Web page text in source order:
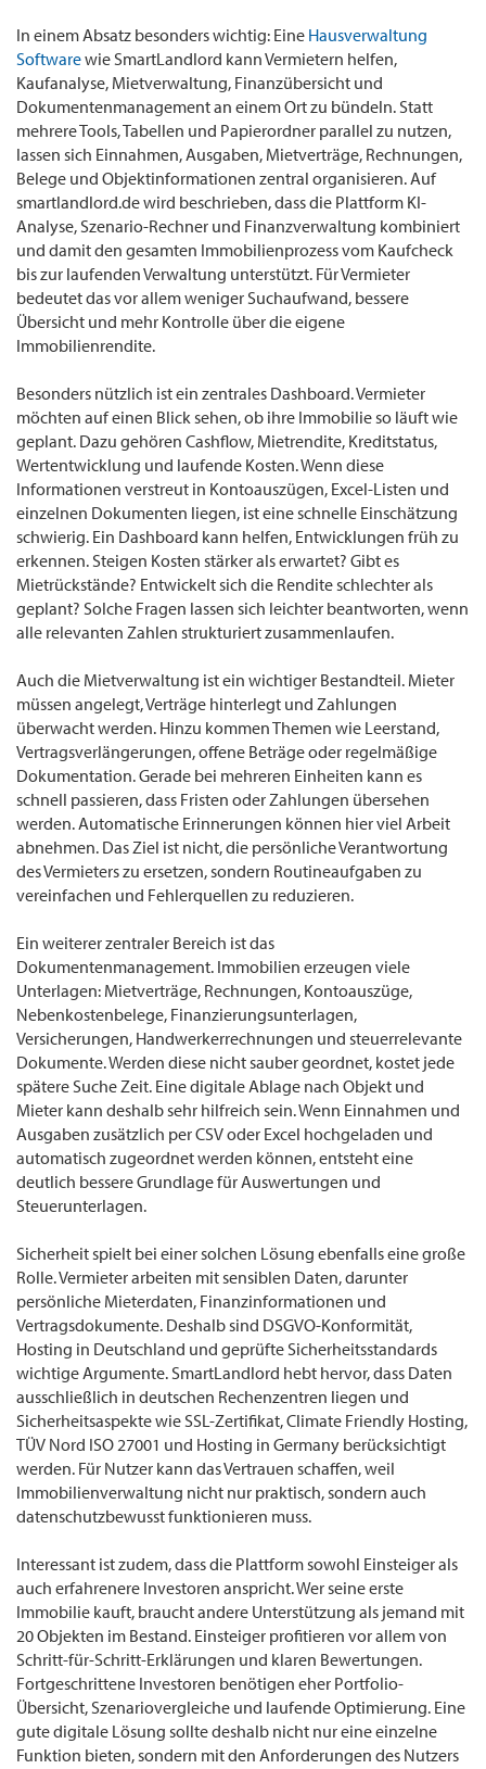
In einem Absatz besonders wichtig: Eine Hausverwaltung
Softwarewie SmartLandlord kann Vermietern helfen,
Kaufanalyse, Mietverwaltung, Finanzübersicht und
Dokumentenmanagement an einem Ort zu bündeln. Statt
mehrere Tools, Tabellen und Papierordner parallel zu nutzen,
lassen sich Einnahmen, Ausgaben, Mietverträge, Rechnungen,
Belege und Objektinformationen zentral organisieren. Auf
smartlandlord.de wird beschrieben, dass die Plattform KI-
Analyse, Szenario-Rechner und Finanzverwaltung kombiniert
und damit den gesamten Immobilienprozess vom Kaufcheck
bis zur laufenden Verwaltung unterstützt. Für Vermieter
bedeutet das vor allem weniger Suchaufwand, bessere
Übersicht und mehr Kontrolle über die eigene
Immobilienrendite.
Besonders nützlich ist ein zentrales Dashboard. Vermieter
möchten auf einen Blick sehen, ob ihre Immobilie so läuft wie
geplant. Dazu gehören Cashflow, Mietrendite, Kreditstatus,
Wertentwicklung und laufende Kosten. Wenn diese
Informationen verstreut in Kontoauszügen, Excel-Listen und
einzelnen Dokumenten liegen, ist eine schnelle Einschätzung
schwierig. Ein Dashboard kann helfen, Entwicklungen früh zu
erkennen. Steigen Kosten stärker als erwartet? Gibt es
Mietrückstände? Entwickelt sich die Rendite schlechter als
geplant? Solche Fragen lassen sich leichter beantworten, wenn
alle relevanten Zahlen strukturiert zusammenlaufen.
Auch die Mietverwaltung ist ein wichtiger Bestandteil. Mieter
müssen angelegt, Verträge hinterlegt und Zahlungen
überwacht werden. Hinzu kommen Themen wie Leerstand,
Vertragsverlängerungen, offene Beträge oder regelmäßige
Dokumentation. Gerade bei mehreren Einheiten kann es
schnell passieren, dass Fristen oder Zahlungen übersehen
werden. Automatische Erinnerungen können hier viel Arbeit
abnehmen. Das Ziel ist nicht, die persönliche Verantwortung
des Vermieters zu ersetzen, sondern Routineaufgaben zu
vereinfachen und Fehlerquellen zu reduzieren.
Ein weiterer zentraler Bereich ist das
Dokumentenmanagement. Immobilien erzeugen viele
Unterlagen: Mietverträge, Rechnungen, Kontoauszüge,
Nebenkostenbelege, Finanzierungsunterlagen,
Versicherungen, Handwerkerrechnungen und steuerrelevante
Dokumente. Werden diese nicht sauber geordnet, kostet jede
spätere Suche Zeit. Eine digitale Ablage nach Objekt und
Mieter kann deshalb sehr hilfreich sein. Wenn Einnahmen und
Ausgaben zusätzlich per CSV oder Excel hochgeladen und
automatisch zugeordnet werden können, entsteht eine
deutlich bessere Grundlage für Auswertungen und
Steuerunterlagen.
Sicherheit spielt bei einer solchen Lösung ebenfalls eine große
Rolle. Vermieter arbeiten mit sensiblen Daten, darunter
persönliche Mieterdaten, Finanzinformationen und
Vertragsdokumente. Deshalb sind DSGVO-Konformität,
Hosting in Deutschland und geprüfte Sicherheitsstandards
wichtige Argumente. SmartLandlord hebt hervor, dass Daten
ausschließlich in deutschen Rechenzentren liegen und
Sicherheitsaspekte wie SSL-Zertifikat, Climate Friendly Hosting,
TÜV Nord ISO 27001 und Hosting in Germany berücksichtigt
werden. Für Nutzer kann das Vertrauen schaffen, weil
Immobilienverwaltung nicht nur praktisch, sondern auch
datenschutzbewusst funktionieren muss.
Interessant ist zudem, dass die Plattform sowohl Einsteiger als
auch erfahrenere Investoren anspricht. Wer seine erste
Immobilie kauft, braucht andere Unterstützung als jemand mit
20 Objekten im Bestand. Einsteiger profitieren vor allem von
Schritt-für-Schritt-Erklärungen und klaren Bewertungen.
Fortgeschrittene Investoren benötigen eher Portfolio-
Übersicht, Szenariovergleiche und laufende Optimierung. Eine
gute digitale Lösung sollte deshalb nicht nur eine einzelne
Funktion bieten, sondern mit den Anforderungen des Nutzers